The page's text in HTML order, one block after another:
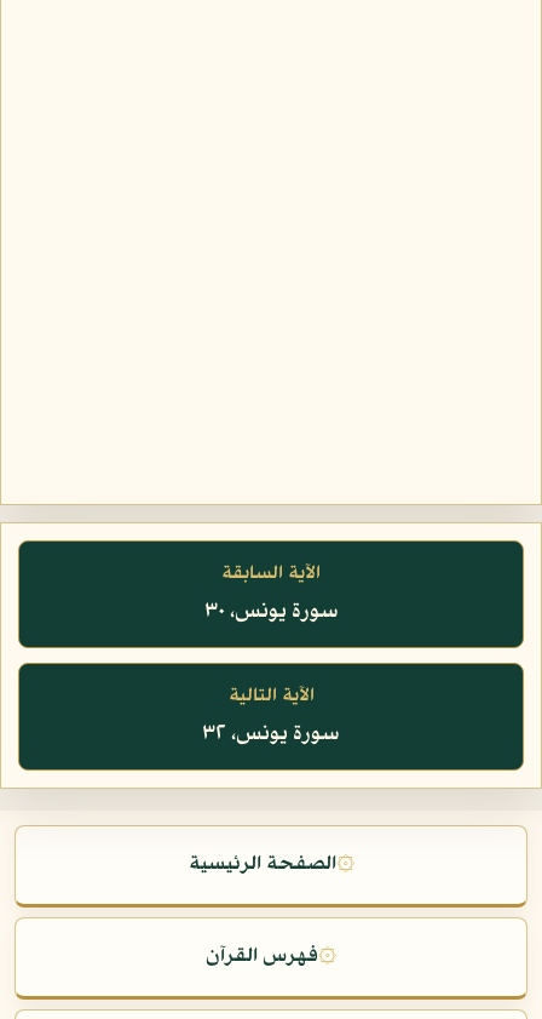
الآية السابقة
سورة يونس، ٣٠
الآية التالية
سورة يونس، ٣٢
۞الصفحة الرئيسية
۞فهرس القرآن